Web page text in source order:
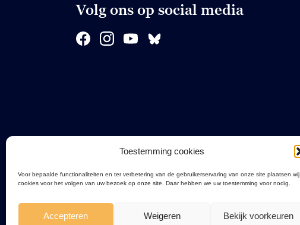
Toestemming cookies
Voor bepaalde functionaliteiten en ter verbetering van de gebruikerservaring van onze site plaatsen wij
cookies voor het volgen van uw bezoek op onze site. Daar hebben we uw toestemming voor nodig.
Accepteren Weigeren Bekijk voorkeuren
Volg ons op social media